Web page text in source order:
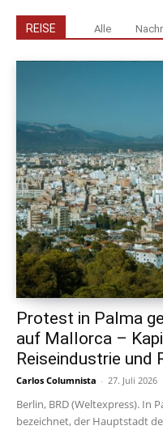
REISE Alle
Protest in Palma
auf Mallorca –
Reiseindustrie und
Carlos Columnista - 27. Juli 2026
Berlin, BRD (Weltexpress). In
bezeichnet, der Hauptstadt